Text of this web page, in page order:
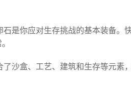
是你应对生存挑战的基本装备。
沙盒、工艺、建筑和生存等元素